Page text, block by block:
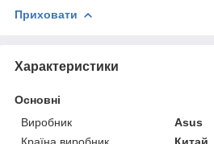
Приховати
Характеристики
Основні
Виробник
Asus